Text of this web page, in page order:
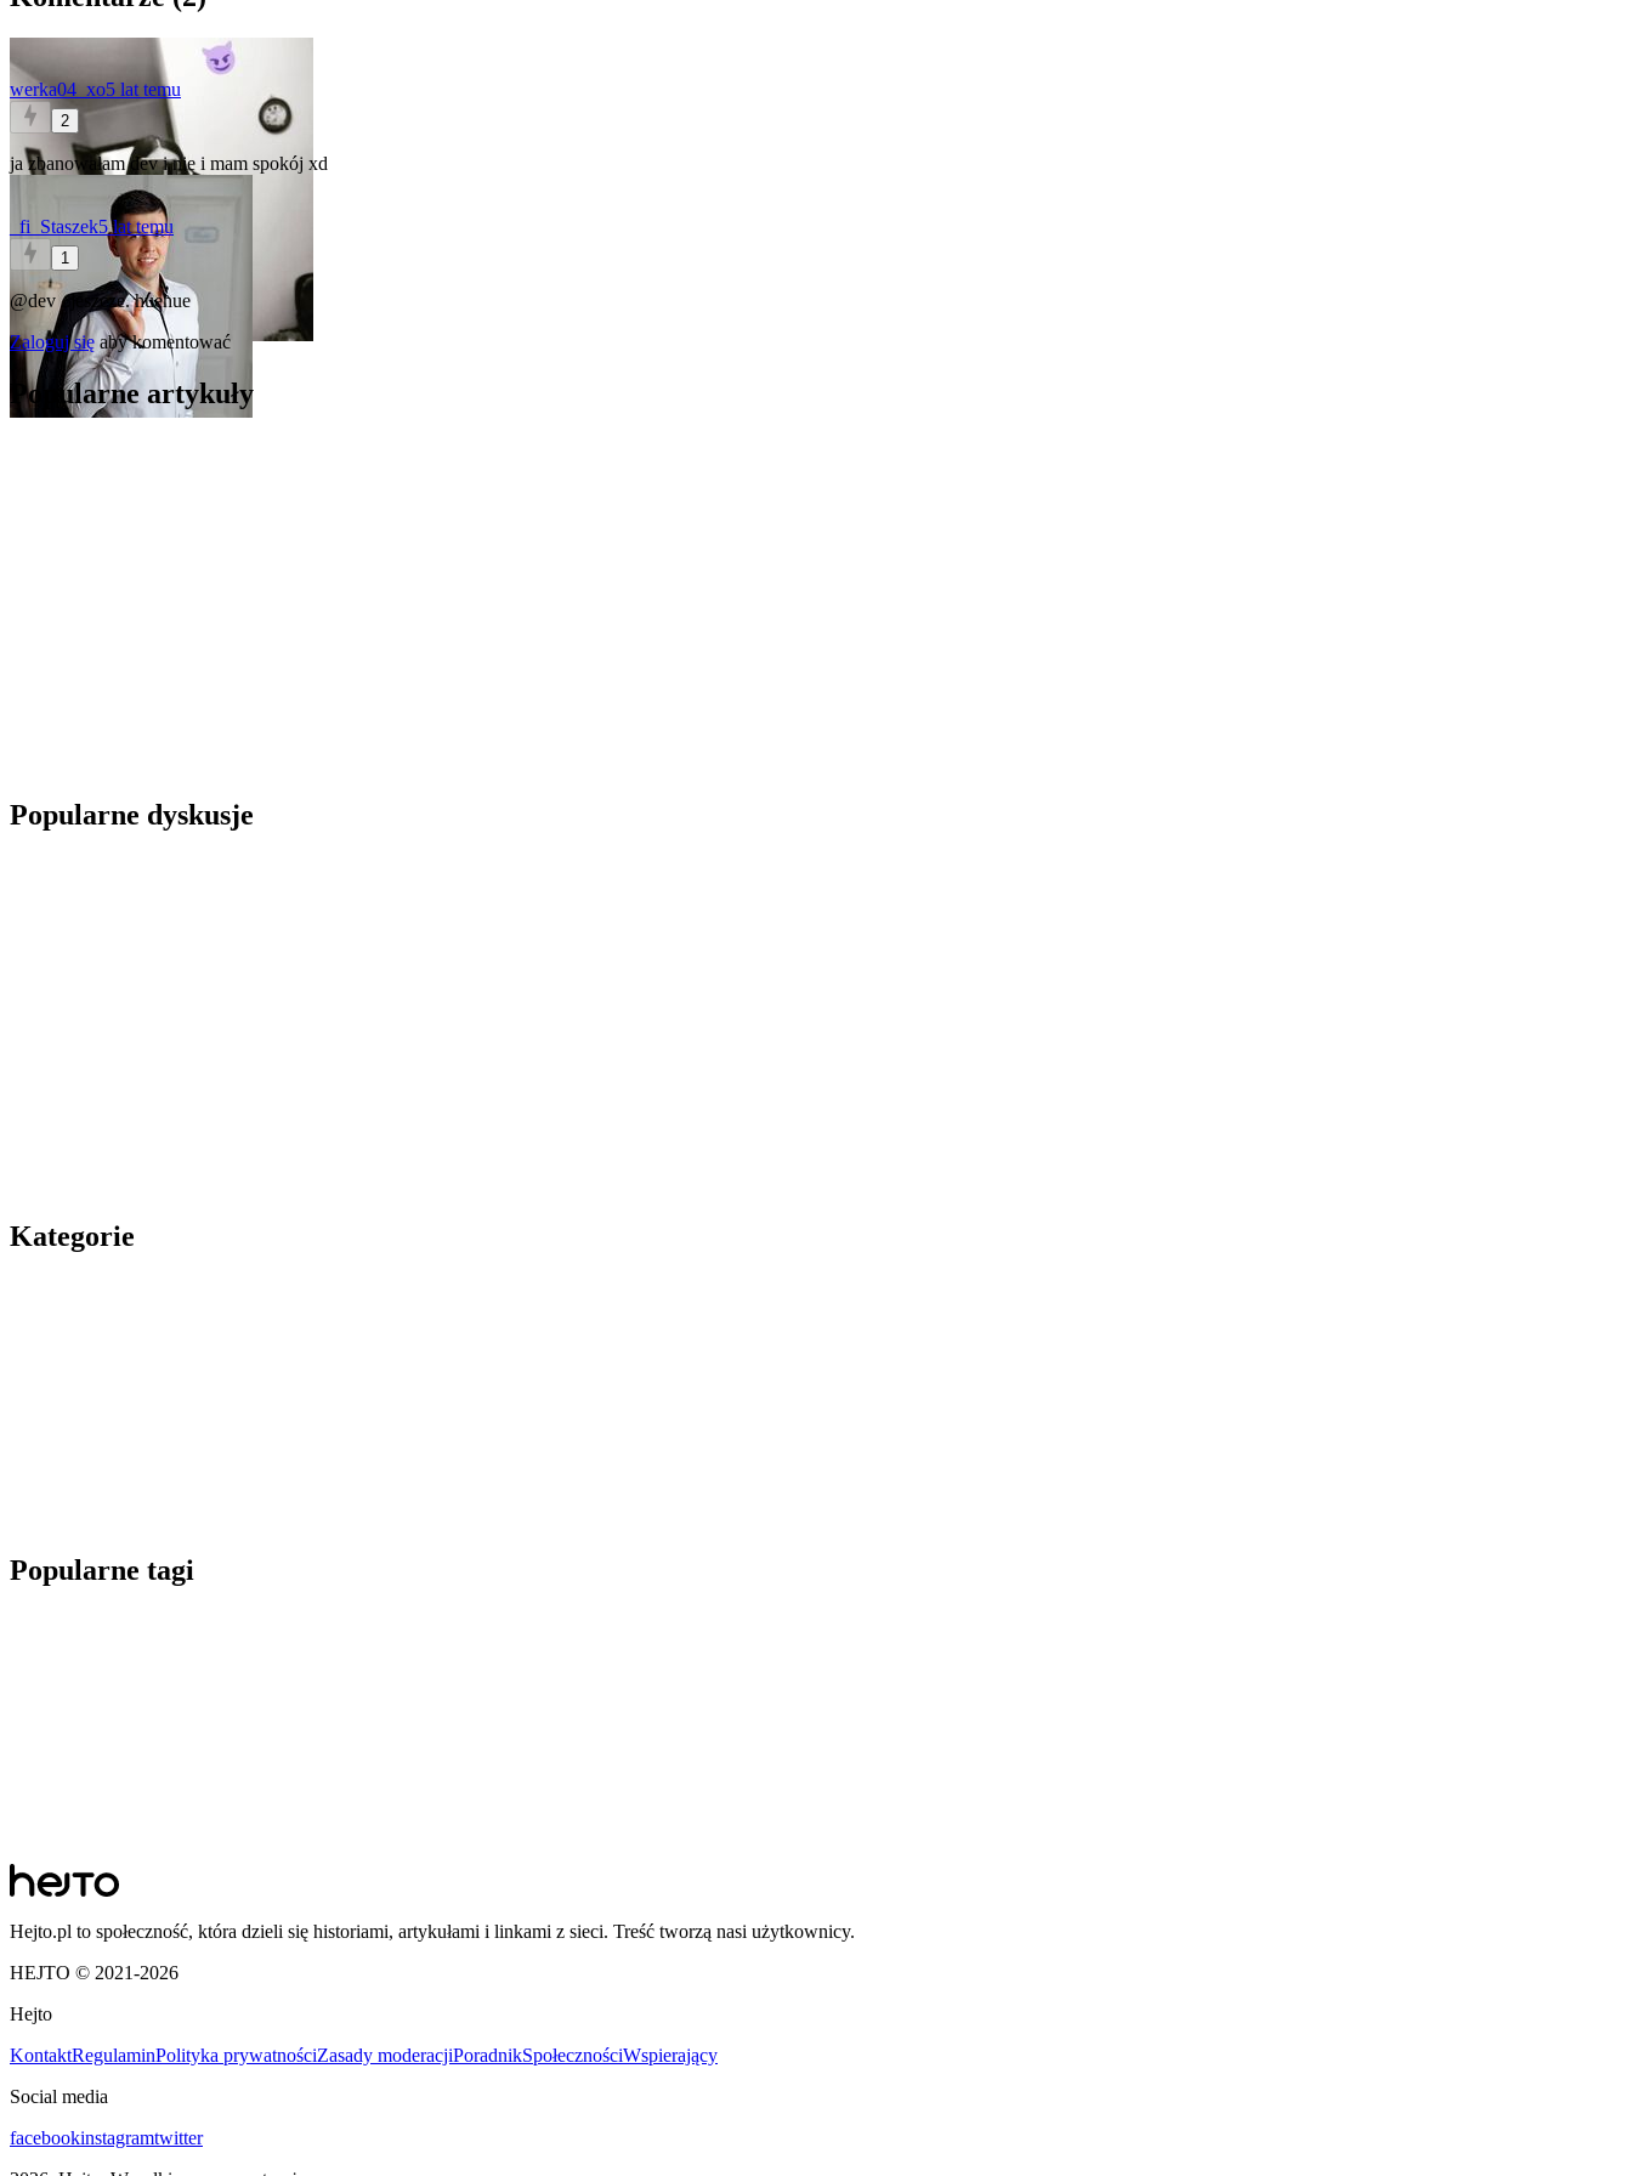
werka04_xo5 lat temu
2
ja zbanowałam dev i nie i mam spokój xd
_fi_Staszek5 lat temu
1
@dev..jeszcze. huehue
Zaloguj się aby komentować
Popularne artykuły
Popularne dyskusje
Kategorie
Popularne tagi
Hejto.pl to społeczność, która dzieli się historiami, artykułami i linkami z sieci. Treść tworzą nasi użytkownicy.
HEJTO © 2021-2026
Hejto
KontaktRegulaminPolityka prywatnościZasady moderacjiPoradnikSpołecznościWspierający
Social media
facebookinstagramtwitter